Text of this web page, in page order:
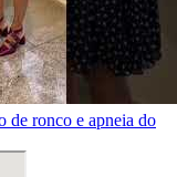
de ronco e apneia do